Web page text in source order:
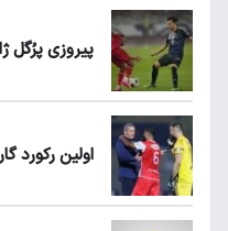
پیروزی پرُگل
اولین رکورد